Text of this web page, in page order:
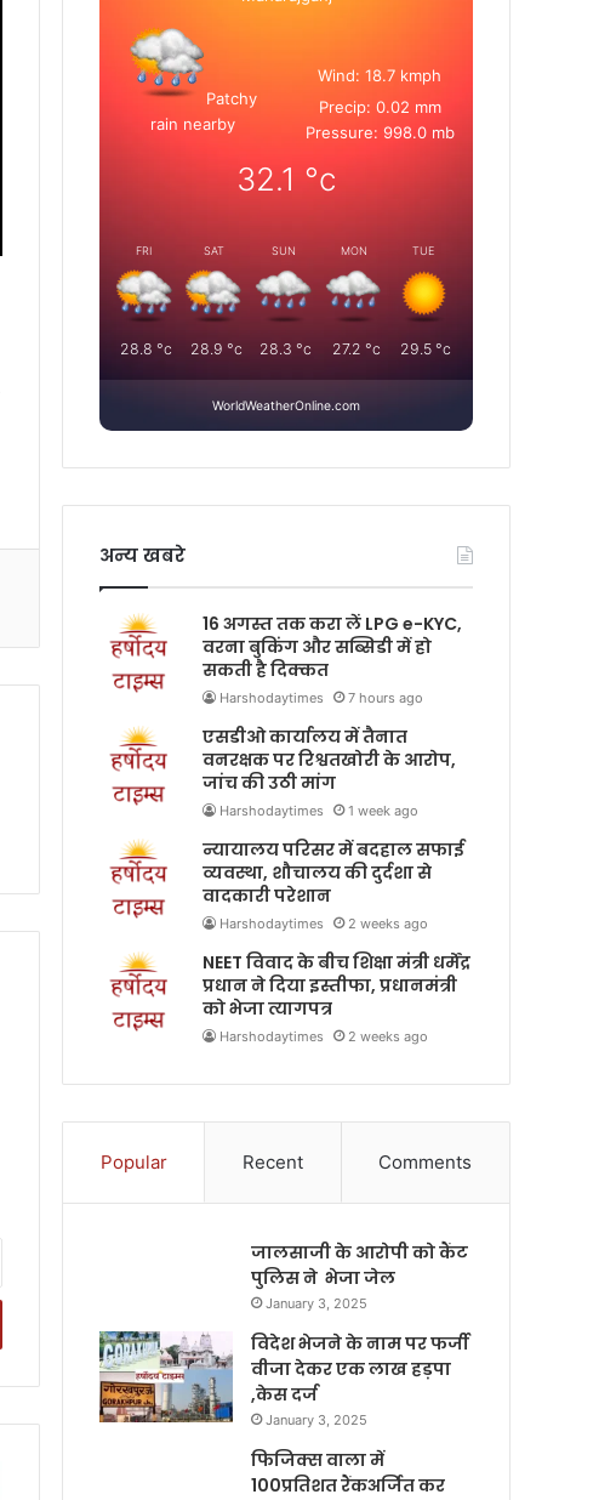
Patchy
rain nearby
Wind: 18.7 kmph
Precip: 0.02 mm
Pressure: 998.0 mb
32.1 °c
FRI
28.8 °c
SAT
28.9 °c
SUN
28.3 °c
MON
27.2 °c
TUE
29.5 °c
WorldWeatherOnline.com
अन्य खबरे
16 अगस्त तक करा लें LPG e-KYC,
वरना बुकिंग और सब्सिडी में हो
सकती है दिक्कत
Harshodaytimes 7 hours ago
एसडीओ कार्यालय में तैनात
वनरक्षक पर रिश्वतखोरी के आरोप,
जांच की उठी मांग
Harshodaytimes 1 week ago
न्यायालय परिसर में बदहाल सफाई
व्यवस्था, शौचालय की दुर्दशा से
वादकारी परेशान
Harshodaytimes 2 weeks ago
NEET विवाद के बीच शिक्षा मंत्री धर्मेंद्र
प्रधान ने दिया इस्तीफा, प्रधानमंत्री
को भेजा त्यागपत्र
Harshodaytimes 2 weeks ago
Popular Recent Comments
जालसाजी के आरोपी को कैंट
पुलिस ने भेजा जेल
January 3, 2025
विदेश भेजने के नाम पर फर्जी
वीजा देकर एक लाख हड़पा
,केस दर्ज
January 3, 2025
फिजिक्स वाला में
100प्रतिशत रैंकअर्जित कर